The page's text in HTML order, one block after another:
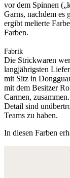
vor dem Spinnen
Garns, nachdem es
ergibt melierte
Farben.
Fabrik
Die Strickwaren
langjährigsten
mit Sitz in
mit dem Besitzer
Carmen,
Detail sind
Teams zu haben.
In diesen Farben